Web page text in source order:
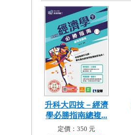
升科大四技－經濟
學必勝指南總複...
定價：350 元